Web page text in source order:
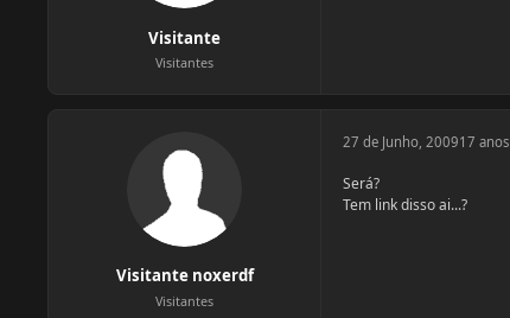
Visitante
Visitantes
Visitante noxerdf
Visitantes
27 de Junho, 200917 anos
Será?
Tem link disso ai...?